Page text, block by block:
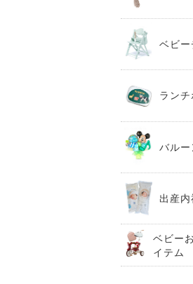
ベビー
ランチ
バルー
出産内
ベビー
イテム